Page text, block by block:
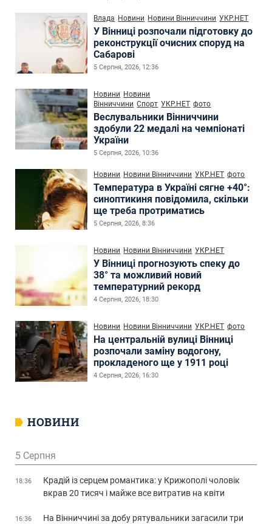
Влада Новини Новини Вінниччини УКР.НЕТ
У Вінниці розпочали підготовку до
реконструкції очисних споруд на
Сабарові
5 Серпня, 2026, 12:36
Новини Новини
Вінниччини Спорт УКР.НЕТ фото
Веслувальники Вінниччини
здобули 22 медалі на чемпіонаті
України
5 Серпня, 2026, 10:36
Новини Новини Вінниччини УКР.НЕТ фото
Температура в Україні сягне +40°:
синоптикиня повідомила, скільки
ще треба протриматись
5 Серпня, 2026, 8:36
Новини Новини Вінниччини УКР.НЕТ
У Вінниці прогнозують спеку до
38° та можливий новий
температурний рекорд
4 Серпня, 2026, 18:30
Новини Новини Вінниччини УКР.НЕТ фото
На центральній вулиці Вінниці
розпочали заміну водогону,
прокладеного ще у 1911 році
4 Серпня, 2026, 16:30
НОВИНИ
5 Серпня
18:36
Крадій із серцем романтика: у Крижополі чоловік
вкрав 20 тисяч і майже все витратив на квіти
16:36 На Вінниччині за добу рятувальники загасили три